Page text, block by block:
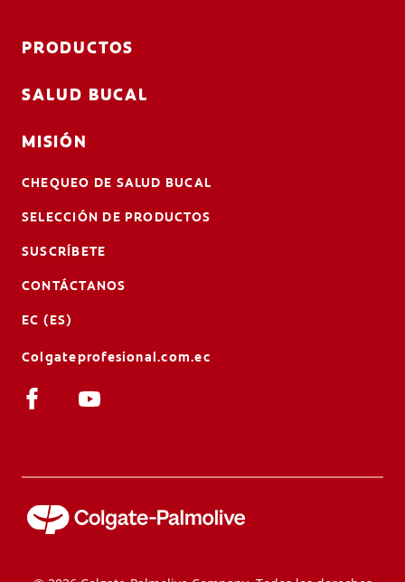
PRODUCTOS
SALUD BUCAL
MISIÓN
CHEQUEO DE SALUD BUCAL
SELECCIÓN DE PRODUCTOS
SUSCRÍBETE
CONTÁCTANOS
EC (ES)
Colgateprofesional.com.ec